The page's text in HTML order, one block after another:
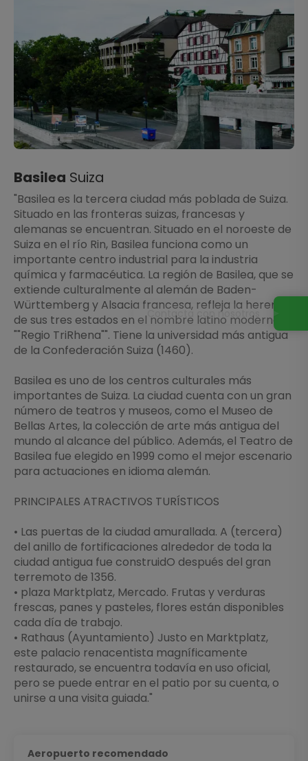
Basilea Suiza
"Basilea es la tercera ciudad más poblada de Suiza.
Situado en las fronteras suizas, francesas y
alemanas se encuentran. Situado en el noroeste de
Suiza en el río Rin, Basilea funciona como un
importante centro industrial para la industria
química y farmacéutica. La región de Basilea, que se
extiende culturalmente al alemán de Baden-
Württemberg y Alsacia francesa, refleja la herencia
de sus tres estados en el nombre latino moderno:
""Regio TriRhena"". Tiene la universidad más antigua
de la Confederación Suiza (1460).
Basilea es uno de los centros culturales más
importantes de Suiza. La ciudad cuenta con un gran
número de teatros y museos, como el Museo de
Bellas Artes, la colección de arte más antigua del
mundo al alcance del público. Además, el Teatro de
Basilea fue elegido en 1999 como el mejor escenario
para actuaciones en idioma alemán.
PRINCIPALES ATRACTIVOS TURÍSTICOS
• Las puertas de la ciudad amurallada. A (tercera)
del anillo de fortificaciones alrededor de toda la
ciudad antigua fue construidO después del gran
terremoto de 1356.
• plaza Marktplatz, Mercado. Frutas y verduras
frescas, panes y pasteles, flores están disponibles
cada día de trabajo.
• Rathaus (Ayuntamiento) Justo en Marktplatz,
este palacio renacentista magníficamente
restaurado, se encuentra todavía en uso oficial,
pero se puede entrar en el patio por su cuenta, o
unirse a una visita guiada."
Aeropuerto recomendado
Contacta con nosotros